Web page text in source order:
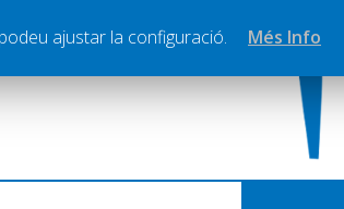
ajustar la configuració. Més Info